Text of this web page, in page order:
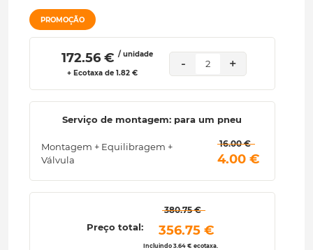
PROMOÇÃO
172.56 € / unidade
+ Ecotaxa de 1.82 €
- 2 +
Serviço de montagem: para um pneu
Montagem + Equilibragem +
Válvula
16.00 €
4.00 €
Preço total:
380.75 €
356.75 €
Incluindo 3.64 € ecotaxa.